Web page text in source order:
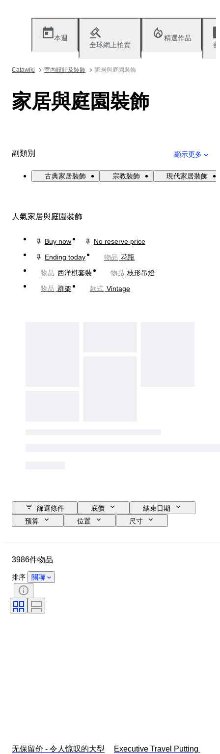
本週
全球網上拍賣
精選作品
Catawiki 室內設計及裝飾 家居與庭園裝飾
家居與庭園裝飾
副類別 顯示更多
古典家居裝飾 宗教裝飾 現代家居裝飾
人氣家居與庭園裝飾
Buy now
No reserve price
Ending today
物品 花瓶
物品 西洋棋套裝 物品 枝形吊燈
物品 群架 款式 Vintage
篩選條件 底價
結束日期
预算
位置
尺寸
狀態
款式
顏色
時代
療程
3986件物品
排序 關聯
无保留价 - 令人惊叹的大型
Executive Travel Putting